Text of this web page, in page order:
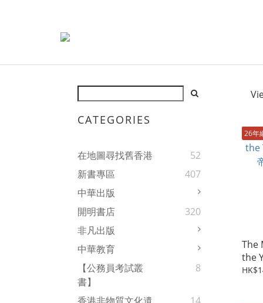
CATEGORIES
在地圖尋找舊香港
52
新書專區
407
中華出版
開明書店
320
非凡出版
中華教育
【公務員考試叢
書】
8
26年
The
the
帝內